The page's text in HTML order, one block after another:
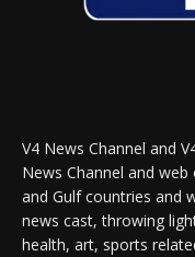
V4 News Channel and
News Channel and
and Gulf countries and
news cast, throwing
health, art, sports